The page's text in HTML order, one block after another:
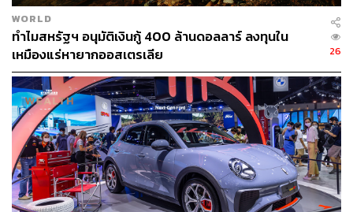
และนอกจากเจ้าสัตว์ประหลาดยักษ์ที่เป็นตัวเอกของเรื่อง
ภาพยนตร์ยังคับคั่งไปด้วยทีมนักแสดงมากฝีมือมาร่วม
ถ่ายทอดเรื่องราว นำโดย ตุ้ย-ธีรภัทร์ สัจจกุล จากแฟน
เดย์..แฟนกันแค่วันเดียว(2559), ออม-สุชาร์ มานะยิ่ง จากซี
รีส์Bangkok Breaking มหานคร เมืองลวง(2564), อาร์ตี้-ธน
ฉัตร ดุลยฉัตร จากบุญชู จะอยู่ในใจเสมอ(2553), ลำไย ไห
ทองคำ จากฮักเถิดเทิง(2563), ปู-วิทยา ปานศรีงาม จากไม่มี
สมุยสำหรับเธอ(2561), อี๊ด โปงลางสะออน จากมือปืน โลก/
พระ/จัน 2(2563) และ วันใหม่ ฉัตรบริรักษ์ เสริมทัพด้วยนัก
WORLD
ทำไมสหรัฐฯ อนุมัติเงินกู้ 400 ล้านดอลลาร์ ลงทุนใน
เหมืองแร่หายากออสเตรเลีย
26